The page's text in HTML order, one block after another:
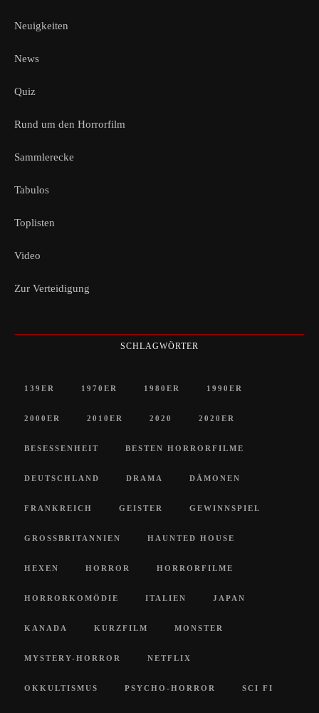
Neuigkeiten
News
Quiz
Rund um den Horrorfilm
Sammlerecke
Tabulos
Toplisten
Video
Zur Verteidigung
SCHLAGWÖRTER
139ER 1970ER 1980ER 1990ER
2000ER 2010ER 2020 2020ER
BESESSENHEIT BESTEN HORRORFILME
DEUTSCHLAND DRAMA DÄMONEN
FRANKREICH GEISTER GEWINNSPIEL
GROSSBRITANNIEN HAUNTED HOUSE
HEXEN HORROR HORRORFILME
HORRORKOMÖDIE ITALIEN JAPAN
KANADA KURZFILM MONSTER
MYSTERY-HORROR NETFLIX
OKKULTISMUS PSYCHO-HORROR SCI FI